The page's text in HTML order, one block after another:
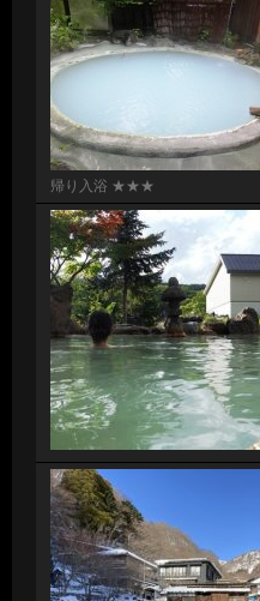
帰り入浴 ★★★